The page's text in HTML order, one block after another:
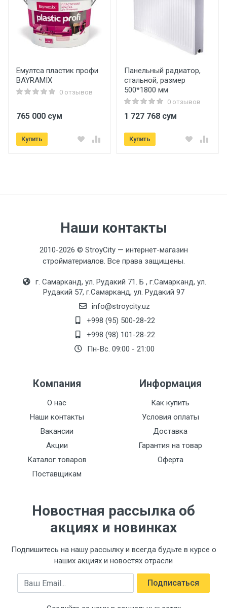
Емултса пластик профи
BAYRAMIX
0 отзывов
765 000 сум
Купить
Панельный радиатор,
стальной, размер
500*1800 мм
0 отзывов
1 727 768 сум
Купить
Наши контакты
2010-2026 © StroyCity — интернет-магазин
стройматериалов. Все права защищены.
г. Самарканд, ул. Рудакий 71. Б , г.Самарканд, ул.
Рудакий 57, г.Самарканд, ул. Рудакий 97
info@stroycity.uz
+998 (95) 500-28-22
+998 (98) 101-28-22
Пн-Вс. 09:00 - 21:00
Компания
О нас
Наши контакты
Вакансии
Акции
Каталог товаров
Поставщикам
Информация
Как купить
Условия оплаты
Доставка
Гарантия на товар
Оферта
Новостная рассылка об
акциях и новинках
Подпишитесь на нашу рассылку и всегда будьте в курсе о
наших акциях и новостях отрасли
Email Подписаться